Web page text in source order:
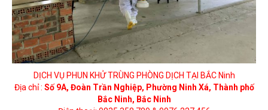
DỊCH VỤ PHUN KHỬ TRÙNG PHÒNG DỊCH TẠI BẮC Ninh
Địa chỉ :Số 9A, Đoàn Trần Nghiệp, Phường Ninh Xá, Thành phố
Bắc Ninh, Bắc Ninh
Điện thoại: 0835.358.789 & 0976.227.456